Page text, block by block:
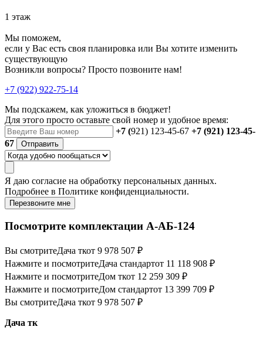
1 этаж
Мы поможем,
если у Вас есть своя планировка или Вы хотите изменить
существующую
Возникли вопросы? Просто позвоните нам!
+7 (922) 922-75-14
Мы подскажем, как уложиться в бюджет!
Для этого просто оставьте свой номер и удобное время:
+7 (921) 123-45-67 +7 (921) 123-45-
67
Отправить
Я даю согласие на обработку персональных данных.
Подробнее в Политике конфиденциальности.
Перезвоните мне
Посмотрите комплектации А-АБ-124
Вы смотритеДача ткот 9 978 507 ₽
Нажмите и посмотритеДача стандартот 11 118 908 ₽
Нажмите и посмотритеДом ткот 12 259 309 ₽
Нажмите и посмотритеДом стандартот 13 399 709 ₽
Вы смотритеДача ткот 9 978 507 ₽
Дача тк